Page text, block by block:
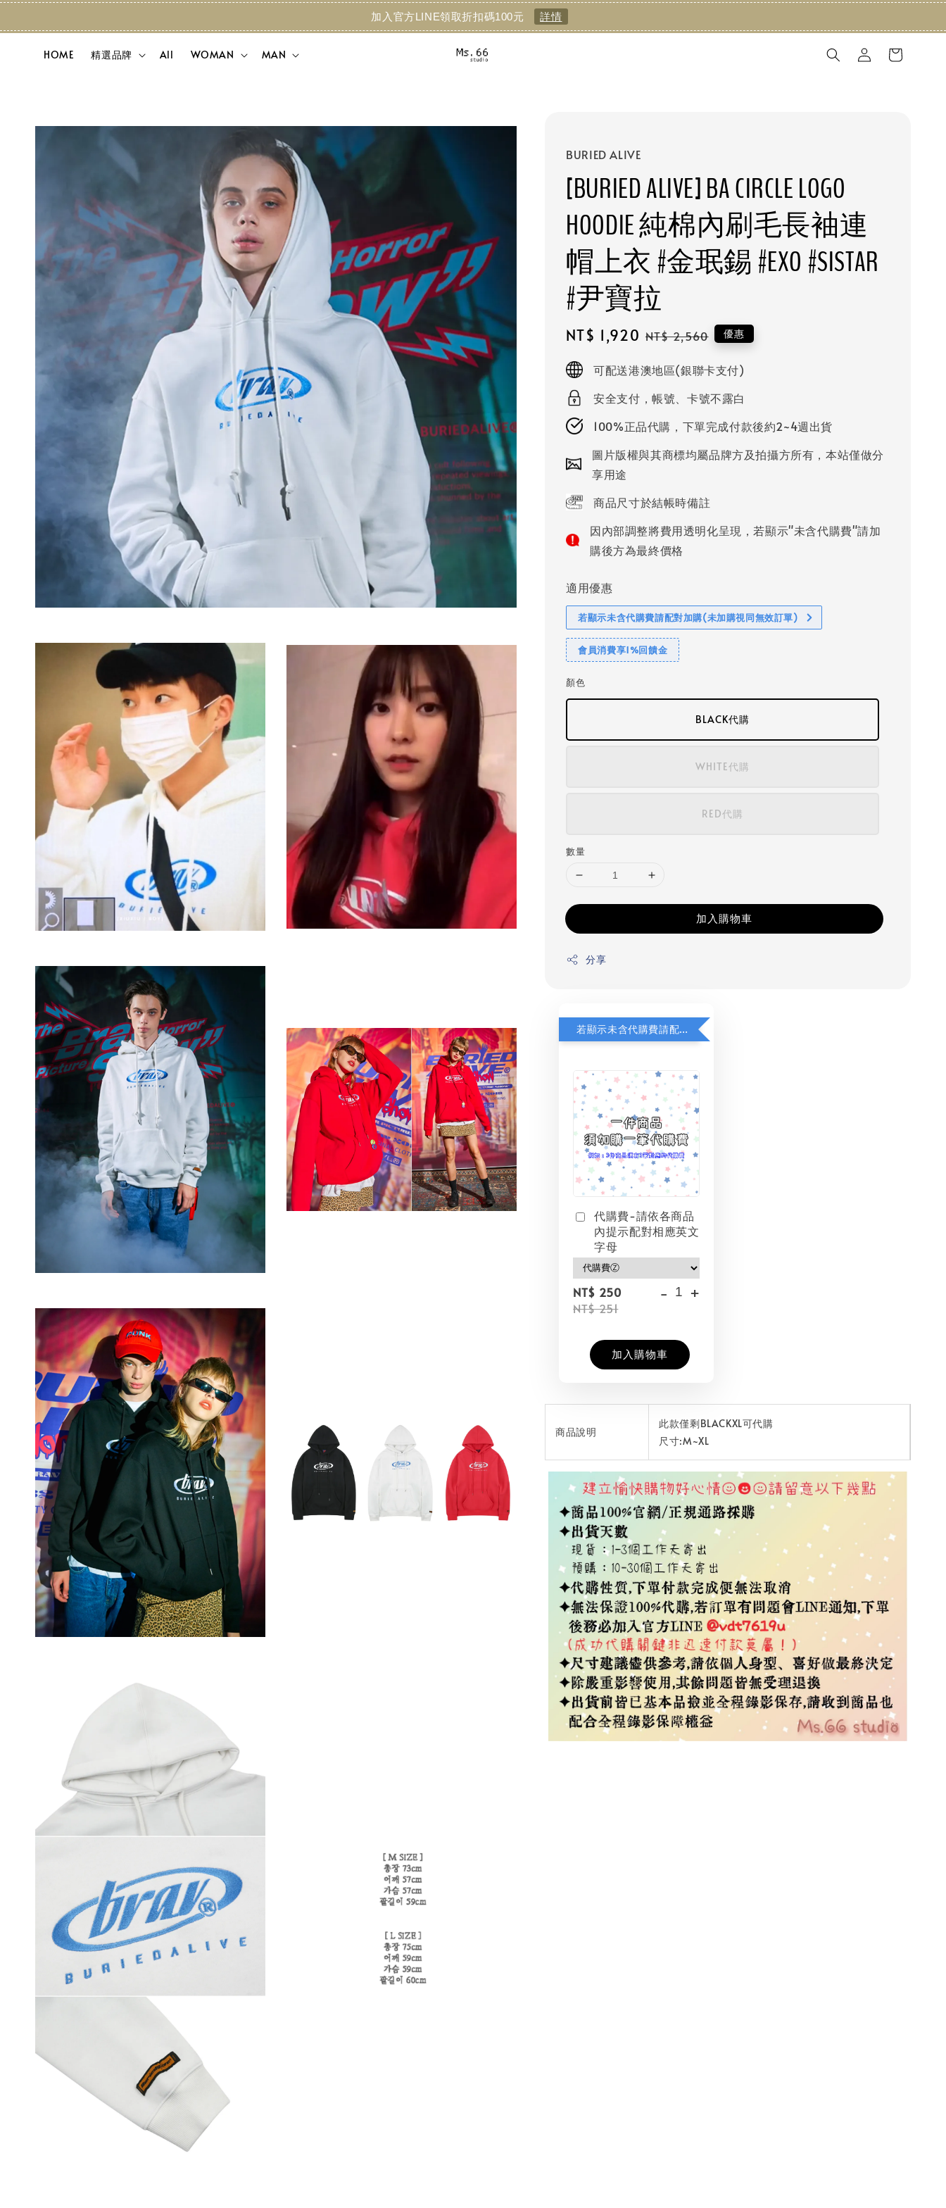
加入官方LINE領取折扣碼100元 詳情
HOME 精選品牌 All WOMAN MAN
BURIED ALIVE
[BURIED ALIVE] BA CIRCLE LOGO
HOODIE 純棉內刷毛長袖連
帽上衣 #金珉錫 #EXO #SISTAR
#尹寶拉
Sale
price
NT$ 1,920 Regular
NT$ 2,560 優惠
可配送港澳地區(銀聯卡支付)
安全支付，帳號、卡號不露白
100%正品代購，下單完成付款後約2~4週出貨
圖片版權與其商標均屬品牌方及拍攝方所有，本站僅做分
享用途
商品尺寸於結帳時備註
因內部調整將費用透明化呈現，若顯示"未含代購費"請加
購後方為最終價格
適用優惠
若顯示未含代購費請配對加購(未加購視同無效訂單)
會員消費享1%回饋金
顏色
BLACK代購
WHITE代購
RED代購
數量
加入購物車
分享
若顯示未含代購費請配對加購(未加購視同無效訂單)
代購費-請依各商品
內提示配對相應英文
字母
NT$ 250
NT$ 251
- +
加入購物車
商品說明
此款僅剩BLACKXL可代購
尺寸:M~XL